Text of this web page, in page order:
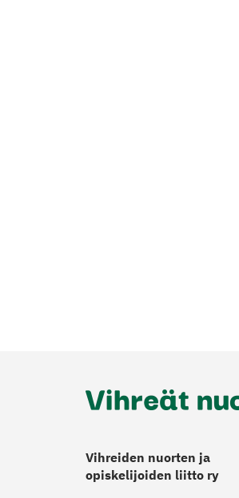
Vihreiden nuorten ja
opiskelijoiden liitto ry